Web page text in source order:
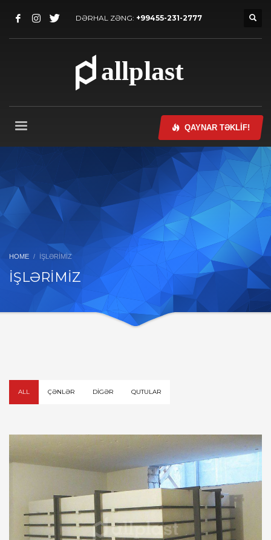
DƏRHAL ZƏNG: +99455-231-2777
QAYNAR TƏKLİF!
HOME İŞLƏRİMİZ
İŞLƏRİMİZ
ALL ÇƏNLƏR DIGƏR QUTULAR